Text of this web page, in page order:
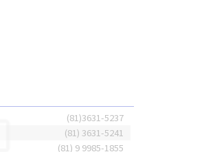
(81)3631-5237
(81) 3631-5241
(81) 9 9985-1855